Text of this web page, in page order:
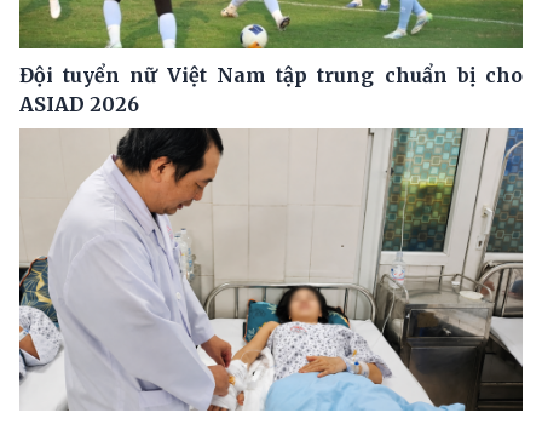
Đội tuyển nữ Việt Nam tập trung chuẩn bị cho
ASIAD 2026